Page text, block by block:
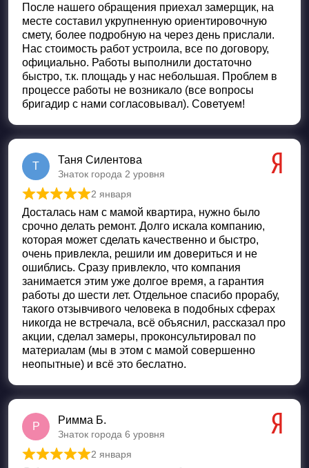
После нашего обращения приехал замерщик, на
месте составил укрупненную ориентировочную
смету, более подробную на через день прислали.
Нас стоимость работ устроила, все по договору,
официально. Работы выполнили достаточно
быстро, т.к. площадь у нас небольшая. Проблем в
процессе работы не возникало (все вопросы
бригадир с нами согласовывал). Советуем!
Т
Таня Силентова
Знаток города 2 уровня
Оценка 5из 5
2 января
Досталась нам с мамой квартира, нужно было
срочно делать ремонт. Долго искала компанию,
которая может сделать качественно и быстро,
очень привлекла, решили им довериться и не
ошиблись. Сразу привлекло, что компания
занимается этим уже долгое время, а гарантия
работы до шести лет. Отдельное спасибо прорабу,
такого отзывчивого человека в подобных сферах
никогда не встречала, всё объяснил, рассказал про
акции, сделал замеры, проконсультировал по
материалам (мы в этом с мамой совершенно
неопытные) и всё это беслатно.
Р
Римма Б.
Знаток города 6 уровня
Оценка 5из 5
2 января